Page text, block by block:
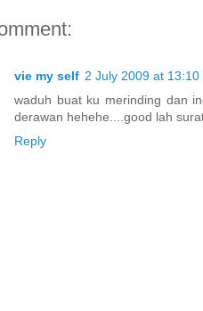
vie my self 2 July 2009 at 13:10
waduh buat ku merinding dan
derawan hehehe....good lah
Reply